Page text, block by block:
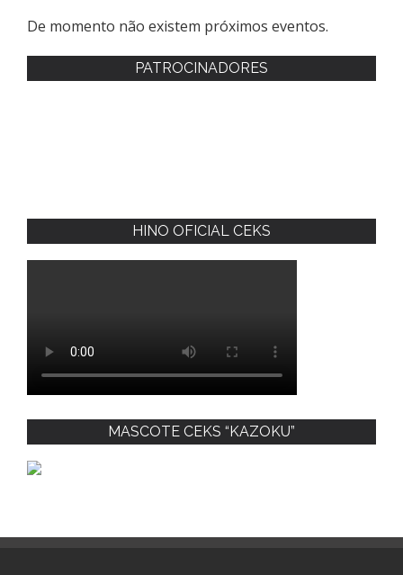
De momento não existem próximos eventos.
PATROCINADORES
HINO OFICIAL CEKS
MASCOTE CEKS “KAZOKU”